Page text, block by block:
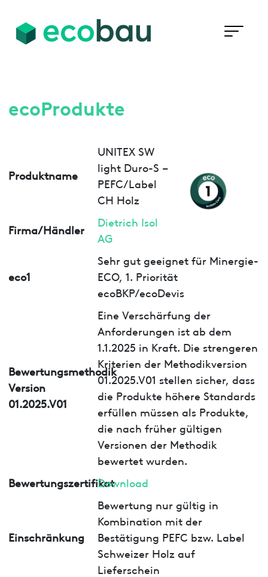
ecoProdukte
Produktname
UNITEX SW
light Duro-S –
PEFC/Label
CH Holz
Firma/Händler
Dietrich Isol
AG
eco1
Sehr gut geeignet für Minergie-
ECO, 1. Priorität
ecoBKP/ecoDevis
Bewertungsmethodik
Version
01.2025.V01
Eine Verschärfung der
Anforderungen ist ab dem
1.1.2025 in Kraft. Die strengeren
Kriterien der Methodikversion
01.2025.V01 stellen sicher, dass
die Produkte höhere Standards
erfüllen müssen als Produkte,
die nach früher gültigen
Versionen der Methodik
bewertet wurden.
BewertungszertifikatDownload
Einschränkung
Bewertung nur gültig in
Kombination mit der
Bestätigung PEFC bzw. Label
Schweizer Holz auf
Lieferschein